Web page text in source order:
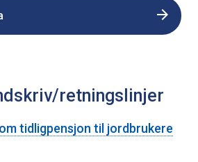
retningslinjer
tidligpensjon til jordbrukere